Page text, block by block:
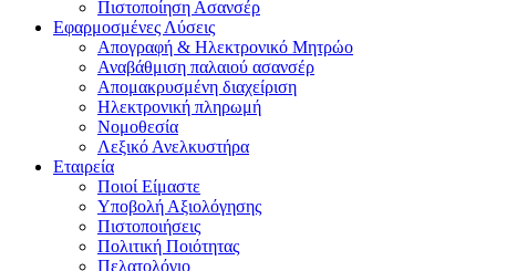
Πιστοποίηση Ασανσέρ
Εφαρμοσμένες Λύσεις
Απογραφή & Ηλεκτρονικό Μητρώο
Αναβάθμιση παλαιού ασανσέρ
Απομακρυσμένη διαχείριση
Ηλεκτρονική πληρωμή
Νομοθεσία
Λεξικό Ανελκυστήρα
Εταιρεία
Ποιοί Είμαστε
Υποβολή Αξιολόγησης
Πιστοποιήσεις
Πολιτική Ποιότητας
Πελατολόγιο